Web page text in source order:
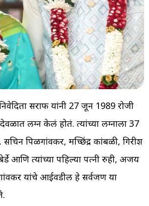
सराफ यांनी 27 जून 1989 रोजी
लग्न केलं होतं. त्यांच्या लग्नाला 37
पिळगांवकर, मच्छिंद्र कांबळी, गिरीश
आणि त्यांच्या पहिल्या पत्नी रुही, अजय
यांचे आईवडील हे सर्वजण या